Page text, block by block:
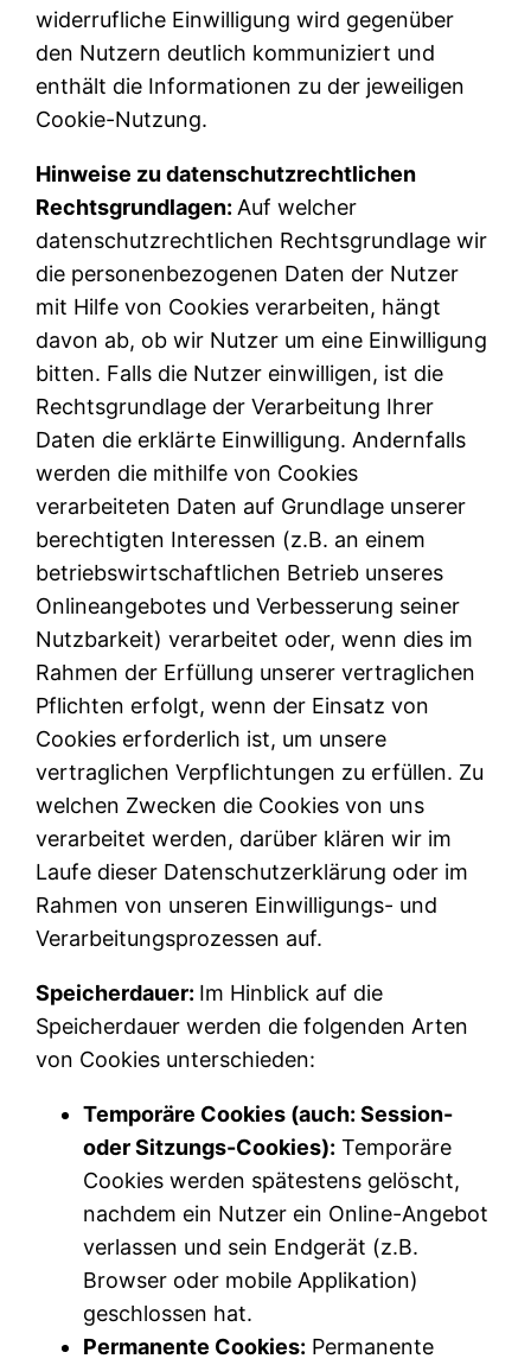
widerrufliche Einwilligung wird gegenüber
den Nutzern deutlich kommuniziert und
enthält die Informationen zu der jeweiligen
Cookie-Nutzung.
Hinweise zu datenschutzrechtlichen
Rechtsgrundlagen: Auf welcher
datenschutzrechtlichen Rechtsgrundlage wir
die personenbezogenen Daten der Nutzer
mit Hilfe von Cookies verarbeiten, hängt
davon ab, ob wir Nutzer um eine Einwilligung
bitten. Falls die Nutzer einwilligen, ist die
Rechtsgrundlage der Verarbeitung Ihrer
Daten die erklärte Einwilligung. Andernfalls
werden die mithilfe von Cookies
verarbeiteten Daten auf Grundlage unserer
berechtigten Interessen (z.B. an einem
betriebswirtschaftlichen Betrieb unseres
Onlineangebotes und Verbesserung seiner
Nutzbarkeit) verarbeitet oder, wenn dies im
Rahmen der Erfüllung unserer vertraglichen
Pflichten erfolgt, wenn der Einsatz von
Cookies erforderlich ist, um unsere
vertraglichen Verpflichtungen zu erfüllen. Zu
welchen Zwecken die Cookies von uns
verarbeitet werden, darüber klären wir im
Laufe dieser Datenschutzerklärung oder im
Rahmen von unseren Einwilligungs- und
Verarbeitungsprozessen auf.
Speicherdauer: Im Hinblick auf die
Speicherdauer werden die folgenden Arten
von Cookies unterschieden:
Temporäre Cookies (auch: Session-
oder Sitzungs-Cookies): Temporäre
Cookies werden spätestens gelöscht,
nachdem ein Nutzer ein Online-Angebot
verlassen und sein Endgerät (z.B.
Browser oder mobile Applikation)
geschlossen hat.
Permanente Cookies: Permanente